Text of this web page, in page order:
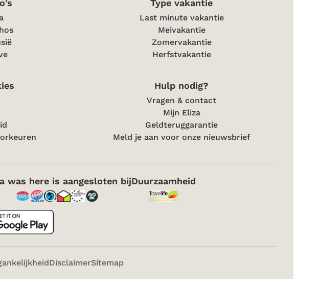
Type vakantie
Last minute vakantie
Meivakantie
Zomervakantie
Herfstvakantie
Hulp nodig?
Vragen & contact
Mijn Eliza
Geldteruggarantie
Meld je aan voor onze nieuwsbrief
was here is aangesloten bijDuurzaamheid
DisclaimerSitemap